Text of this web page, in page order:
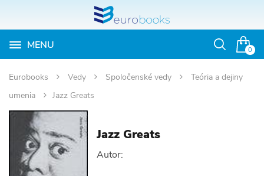
0
MENU
Otvoriť
Eurobooks Vedy Spoločenské vedy
Teória a dejiny
umenia
Jazz Greats
Jazz Greats
Autor: